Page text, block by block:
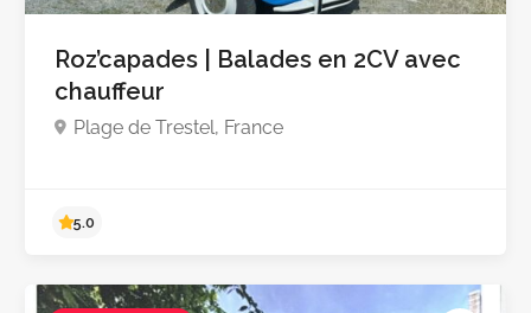
5.0
Roz’capades | Balades en 2CV avec
chauffeur
Plage de Trestel, France